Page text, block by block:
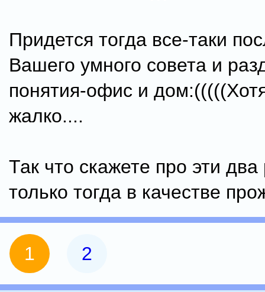
Придется тогда все-таки
Вашего умного совета и
понятия-офис и
жалко....
Так что скажете про эти
только тогда в качестве
1 2